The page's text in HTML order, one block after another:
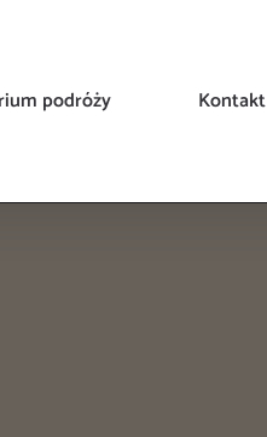
podróży Kontakt